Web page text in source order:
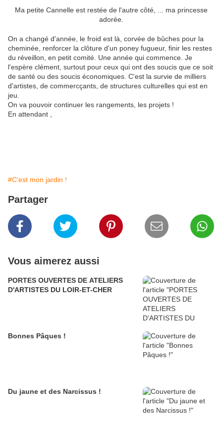
Ma petite Cannelle est restée de l'autre côté, ... ma princesse
adorée.
On a changé d'année, le froid est là, corvée de bûches pour la
cheminée, renforcer la clôture d'un poney fugueur, finir les restes
du réveillon, en petit comité. Une année qui commence. Je
l'espère clément, surtout pour ceux qui ont des soucis que ce soit
de santé ou des soucis économiques. C'est la survie de milliers
d'artistes, de commercçants, de structures culturelles qui est en
jeu.
On va pouvoir continuer les rangements, les projets !
En attendant ,
#C'est mon jardin !
Partager
Vous aimerez aussi
PORTES OUVERTES DE ATELIERS
D'ARTISTES DU LOIR-ET-CHER
Bonnes Pâques !
Du jaune et des Narcissus !